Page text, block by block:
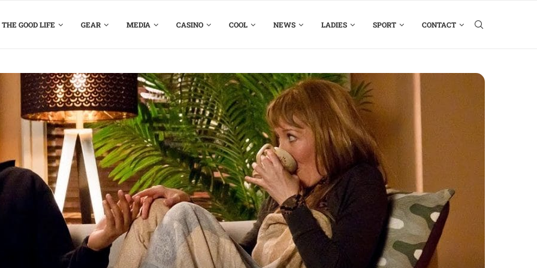
THE GOOD LIFE GEAR MEDIA CASINO COOL NEWS LADIES SPORT CONTACT